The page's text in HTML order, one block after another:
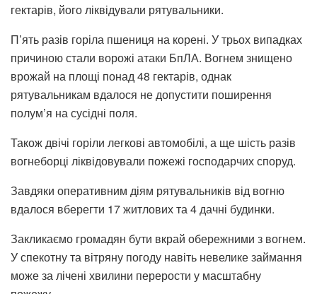
гектарів, його ліквідували рятувальники.
П’ять разів горіла пшениця на корені. У трьох випадках
причиною стали ворожі атаки БпЛА. Вогнем знищено
врожай на площі понад 48 гектарів, однак
рятувальникам вдалося не допустити поширення
полум’я на сусідні поля.
Також двічі горіли легкові автомобілі, а ще шість разів
вогнеборці ліквідовували пожежі господарчих споруд.
Завдяки оперативним діям рятувальників від вогню
вдалося вберегти 17 житлових та 4 дачні будинки.
Закликаємо громадян бути вкрай обережними з вогнем.
У спекотну та вітряну погоду навіть невелике займання
може за лічені хвилини перерости у масштабну